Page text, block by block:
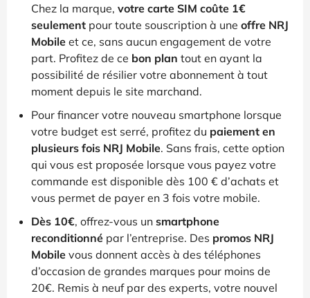
Chez la marque, votre carte SIM coûte 1€
seulement pour toute souscription à une offre NRJ
Mobile et ce, sans aucun engagement de votre
part. Profitez de ce bon plan tout en ayant la
possibilité de résilier votre abonnement à tout
moment depuis le site marchand.
Pour financer votre nouveau smartphone lorsque
votre budget est serré, profitez du paiement en
plusieurs fois NRJ Mobile. Sans frais, cette option
qui vous est proposée lorsque vous payez votre
commande est disponible dès 100 € d’achats et
vous permet de payer en 3 fois votre mobile.
Dès 10€, offrez-vous un smartphone
reconditionné par l’entreprise. Des promos NRJ
Mobile vous donnent accès à des téléphones
d’occasion de grandes marques pour moins de
20€. Remis à neuf par des experts, votre nouvel